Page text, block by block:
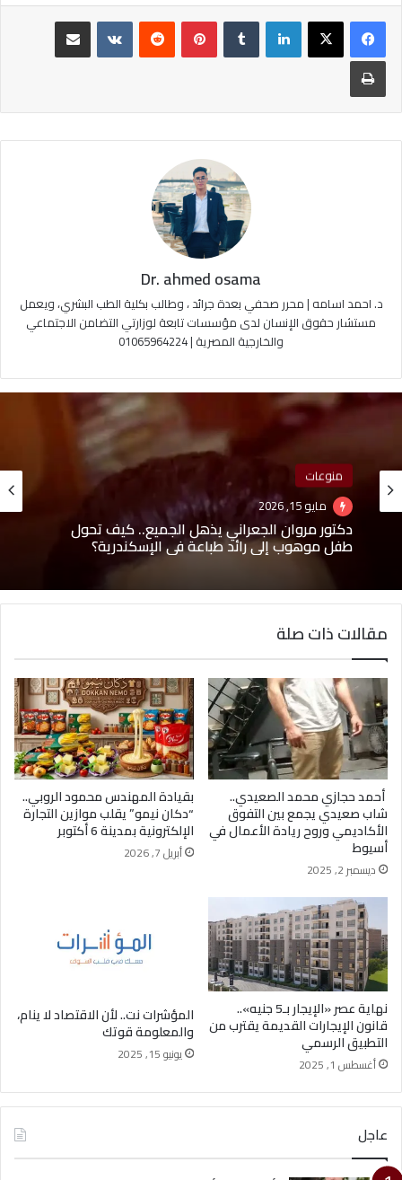
لينكدإن بينتيريست
طباعة
Dr. ahmed osama
د. احمد اسامه | محرر صحفي بعدة جرائد ، وطالب بكلية الطب البشري، ويعمل
مستشار حقوق الإنسان لدى مؤسسات تابعة لوزارتي التضامن الاجتماعي
والخارجية المصرية | 01065964224
منوعات
مايو 15, 2026
طفل موهوب إلى رائد طباعة في الإسكندرية؟
أخبار
يونيو 8, 2026
محمود ياسر زغلول.. رحلة شاب طموح جمع بين
تطوير الأعمال وريادة المشروعات وبناء العلامات
التجارية
مقالات ذات صلة
أحمد حجازي محمد الصعيدي..
شاب صعيدي يجمع بين التفوق
الأكاديمي وروح ريادة الأعمال في
أسيوط
ديسمبر 2, 2025
بقيادة المهندس محمود الروبي..
“دكان نيمو” يقلب موازين التجارة
الإلكترونية بمدينة 6 أكتوبر
أبريل 7, 2026
نهاية عصر «الإيجار بـ5 جنيه»..
قانون الإيجارات القديمة يقترب من
التطبيق الرسمي
أغسطس 1, 2025
المؤشرات نت.. لأن الاقتصاد لا ينام،
والمعلومة قوتك
يونيو 15, 2025
عاجل